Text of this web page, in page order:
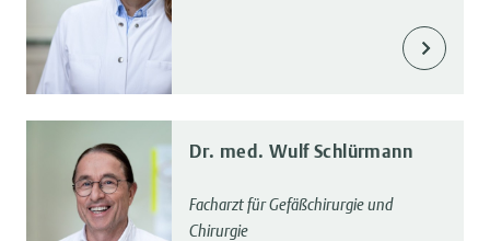
Dr. med. Wulf Schlürmann
Facharzt für Gefäßchirurgie und
Chirurgie